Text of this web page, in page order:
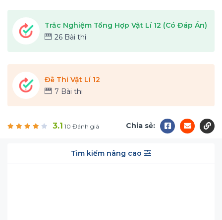
Trắc Nghiệm Tổng Hợp Vật Lí 12 (Có Đáp Án)
26 Bài thi
Đề Thi Vật Lí 12
7 Bài thi
3.1 10 Đánh giá Chia sẻ:
Tìm kiếm nâng cao